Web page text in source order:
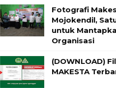
Fotografi
Mojokendil,
untuk
Organisasi
(DOWNLOAD)
MAKESTA